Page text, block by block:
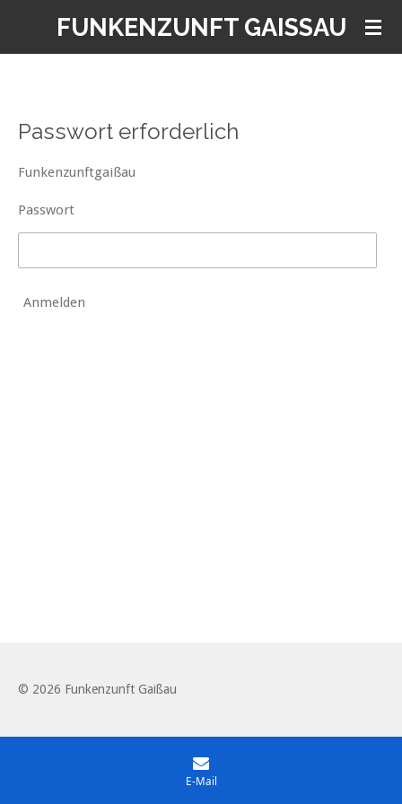
FUNKENZUNFT GAISSAU
Passwort erforderlich
Funkenzunftgaißau
Passwort
Anmelden
© 2026 Funkenzunft Gaißau
E-Mail